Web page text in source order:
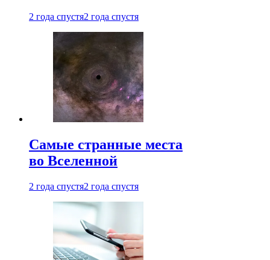
2 года спустя2 года спустя
Самые странные места
во Вселенной
2 года спустя2 года спустя